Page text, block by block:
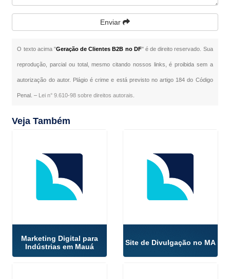
Enviar
O texto acima "Geração de Clientes B2B no DF" é de direito reservado. Sua
reprodução, parcial ou total, mesmo citando nossos links, é proibida sem a
autorização do autor. Plágio é crime e está previsto no artigo 184 do Código
Penal. – Lei n° 9.610-98 sobre direitos autorais
Veja Também
Marketing Digital para
Indústrias em Mauá
Site de Divulgação no MA